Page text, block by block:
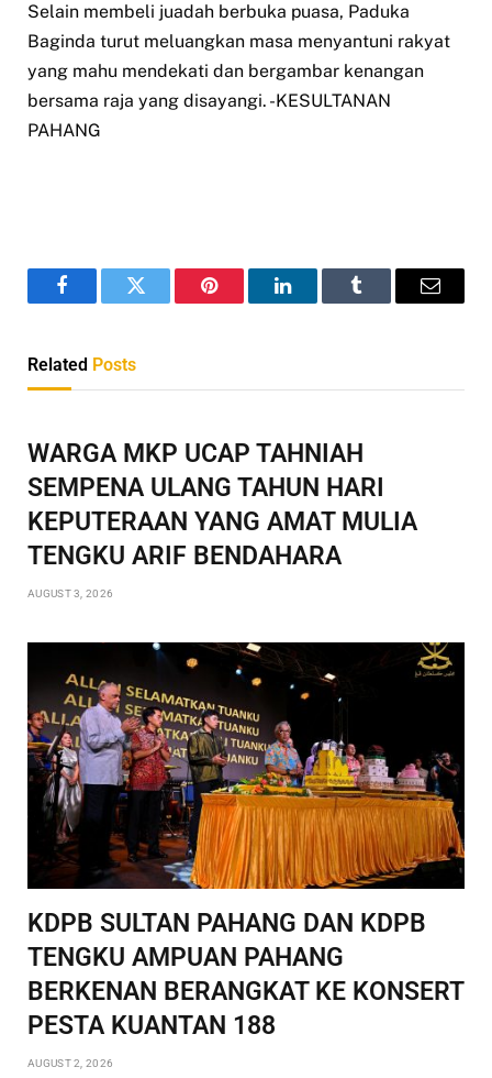
Selain membeli juadah berbuka puasa, Paduka
Baginda turut meluangkan masa menyantuni rakyat
yang mahu mendekati dan bergambar kenangan
bersama raja yang disayangi. -KESULTANAN
PAHANG
FacebookTwitter Pinterest LinkedInTumblr Email
Related Posts
WARGA MKP UCAP TAHNIAH
SEMPENA ULANG TAHUN HARI
KEPUTERAAN YANG AMAT MULIA
TENGKU ARIF BENDAHARA
AUGUST 3, 2026
KDPB SULTAN PAHANG DAN KDPB
TENGKU AMPUAN PAHANG
BERKENAN BERANGKAT KE KONSERT
PESTA KUANTAN 188
AUGUST 2, 2026